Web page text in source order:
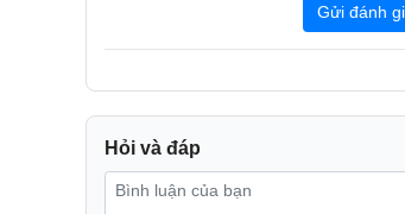
Là một trong những kiểu trang trí
của bạn trở nên tuyệt đẹp hơn. Sự
cấp một không gian độc đáo cho căn
Được kế thừa và cải tiến từ bản
Gửi đánh
Hỏi và đáp